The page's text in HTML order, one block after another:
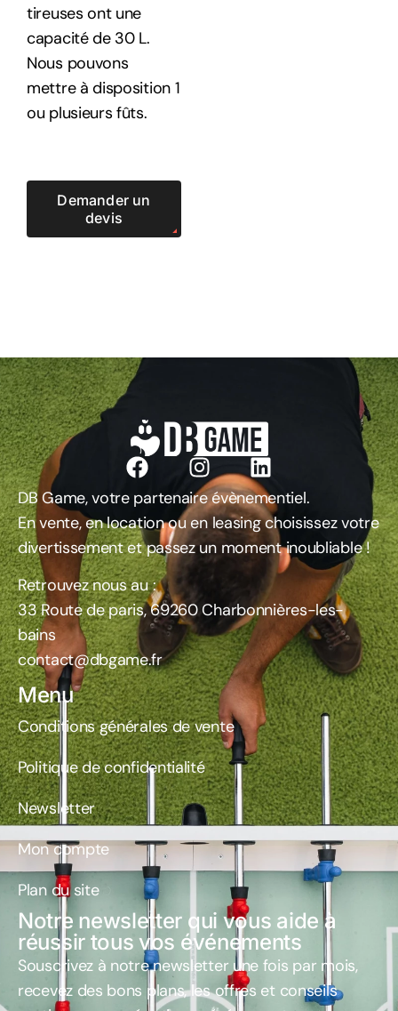
tireuses ont une
capacité de 30 L.
Nous pouvons
mettre à disposition 1
ou plusieurs fûts.
Demander un
devis
DB Game, votre partenaire évènementiel.
En vente, en location ou en leasing choisissez votre
divertissement et passez un moment inoubliable !
Retrouvez nous au :
33 Route de paris, 69260 Charbonnières-les-
bains
contact@dbgame.fr
Menu
Conditions générales de vente
Politique de confidentialité
Newsletter
Mon compte
Plan du site
Notre newsletter qui vous aide à
réussir tous vos événements
Souscrivez à notre newsletter une fois par mois,
recevez des bons plans, les offres et conseils